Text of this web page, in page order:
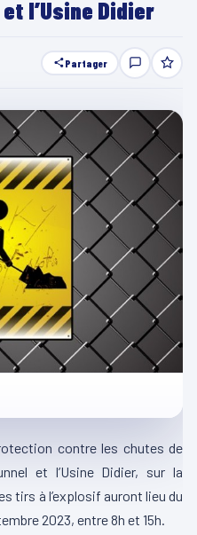
l’Usine Didier
Partager
contre les chutes de
et l’Usine Didier, sur la
tirs à l’explosif auront lieu du
2023, entre 8h et 15h.